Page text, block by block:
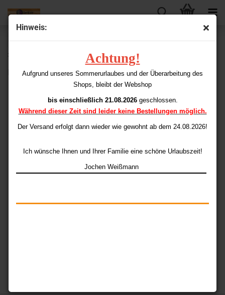
Hinweis:
Achtung!
Aufgrund unseres Sommerurlaubes und der Überarbeitung des
Shops, bleibt der Webshop
bis einschließlich 21.08.2026geschlossen.
Während dieser Zeit sind leider keine Bestellungen möglich.
Der Versand erfolgt dann wieder wie gewohnt ab dem 24.08.2026!
Ich wünsche Ihnen und Ihrer Familie eine schöne Urlaubszeit!
Jochen Weißmann
« zurück weiter »
Letzter »
35
Artikel in dieser Kategorie
MIG Super Powergrip M3 / 2BA E-Darts 22 gr.